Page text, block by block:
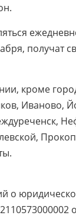
получат
кроме
Иваново,
о